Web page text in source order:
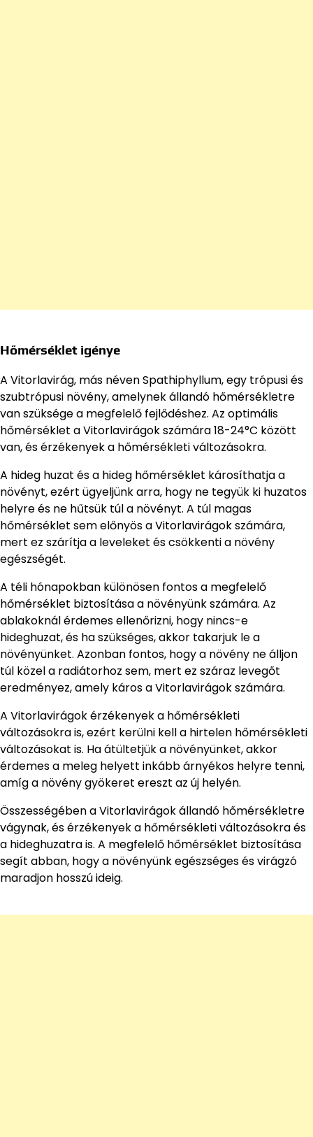
Hőmérséklet igénye
A Vitorlavirág, más néven Spathiphyllum, egy trópusi és
szubtrópusi növény, amelynek állandó hőmérsékletre
van szüksége a megfelelő fejlődéshez. Az optimális
hőmérséklet a Vitorlavirágok számára 18-24°C között
van, és érzékenyek a hőmérsékleti változásokra.
A hideg huzat és a hideg hőmérséklet károsíthatja a
növényt, ezért ügyeljünk arra, hogy ne tegyük ki huzatos
helyre és ne hűtsük túl a növényt. A túl magas
hőmérséklet sem előnyös a Vitorlavirágok számára,
mert ez szárítja a leveleket és csökkenti a növény
egészségét.
A téli hónapokban különösen fontos a megfelelő
hőmérséklet biztosítása a növényünk számára. Az
ablakoknál érdemes ellenőrizni, hogy nincs-e
hideghuzat, és ha szükséges, akkor takarjuk le a
növényünket. Azonban fontos, hogy a növény ne álljon
túl közel a radiátorhoz sem, mert ez száraz levegőt
eredményez, amely káros a Vitorlavirágok számára.
A Vitorlavirágok érzékenyek a hőmérsékleti
változásokra is, ezért kerülni kell a hirtelen hőmérsékleti
változásokat is. Ha átültetjük a növényünket, akkor
érdemes a meleg helyett inkább árnyékos helyre tenni,
amíg a növény gyökeret ereszt az új helyén.
Összességében a Vitorlavirágok állandó hőmérsékletre
vágynak, és érzékenyek a hőmérsékleti változásokra és
a hideghuzatra is. A megfelelő hőmérséklet biztosítása
segít abban, hogy a növényünk egészséges és virágzó
maradjon hosszú ideig.